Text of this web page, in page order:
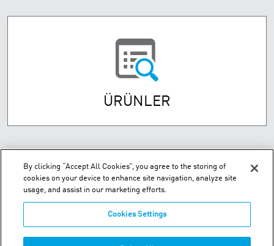
ÜRÜNLER
By clicking “Accept All Cookies”, you agree to the storing of
cookies on your device to enhance site navigation, analyze site
usage, and assist in our marketing efforts.
Cookies Settings